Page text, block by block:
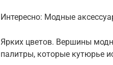
Интересно: Модные
Ярких цветов. Вершины
палитры, которые кутюрье